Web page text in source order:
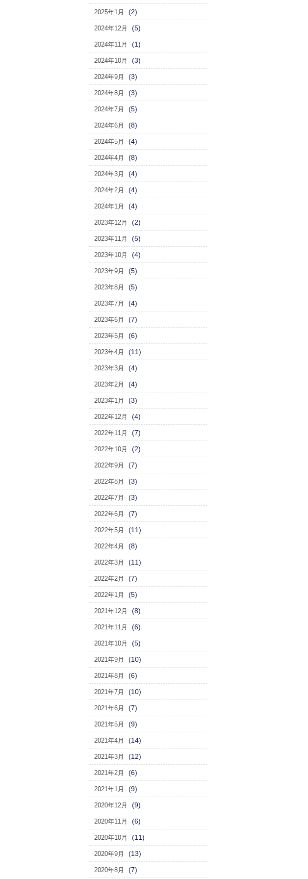
2025年1月 (2)
2024年12月 (5)
2024年11月 (1)
2024年10月 (3)
2024年9月 (3)
2024年8月 (3)
2024年7月 (5)
2024年6月 (8)
2024年5月 (4)
2024年4月 (8)
2024年3月 (4)
2024年2月 (4)
2024年1月 (4)
2023年12月 (2)
2023年11月 (5)
2023年10月 (4)
2023年9月 (5)
2023年8月 (5)
2023年7月 (4)
2023年6月 (7)
2023年5月 (6)
2023年4月 (11)
2023年3月 (4)
2023年2月 (4)
2023年1月 (3)
2022年12月 (4)
2022年11月 (7)
2022年10月 (2)
2022年9月 (7)
2022年8月 (3)
2022年7月 (3)
2022年6月 (7)
2022年5月 (11)
2022年4月 (8)
2022年3月 (11)
2022年2月 (7)
2022年1月 (5)
2021年12月 (8)
2021年11月 (6)
2021年10月 (5)
2021年9月 (10)
2021年8月 (6)
2021年7月 (10)
2021年6月 (7)
2021年5月 (9)
2021年4月 (14)
2021年3月 (12)
2021年2月 (6)
2021年1月 (9)
2020年12月 (9)
2020年11月 (6)
2020年10月 (11)
2020年9月 (13)
2020年8月 (7)